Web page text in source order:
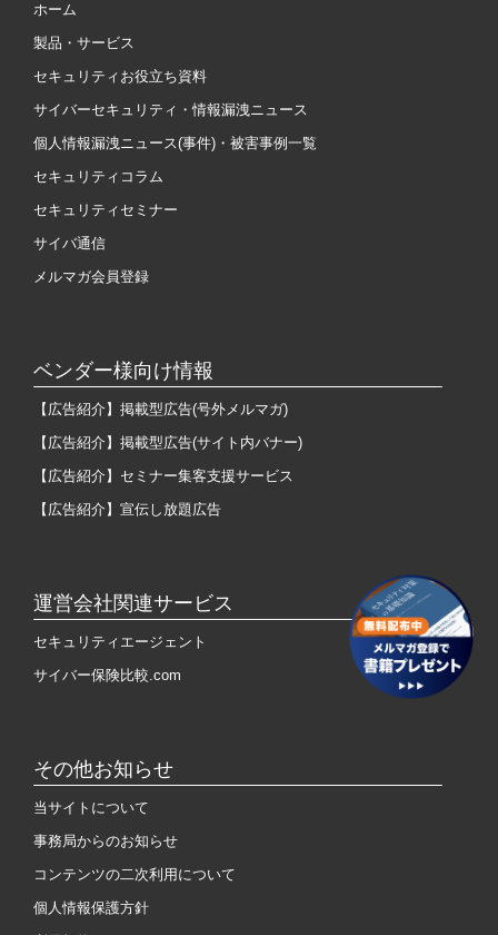
ホーム
製品・サービス
セキュリティお役立ち資料
サイバーセキュリティ・情報漏洩ニュース
個人情報漏洩ニュース(事件)・被害事例一覧
セキュリティコラム
セキュリティセミナー
サイバ通信
メルマガ会員登録
ベンダー様向け情報
【広告紹介】掲載型広告(号外メルマガ)
【広告紹介】掲載型広告(サイト内バナー)
【広告紹介】セミナー集客支援サービス
【広告紹介】宣伝し放題広告
運営会社関連サービス
セキュリティエージェント
サイバー保険比較.com
その他お知らせ
当サイトについて
事務局からのお知らせ
コンテンツの二次利用について
個人情報保護方針